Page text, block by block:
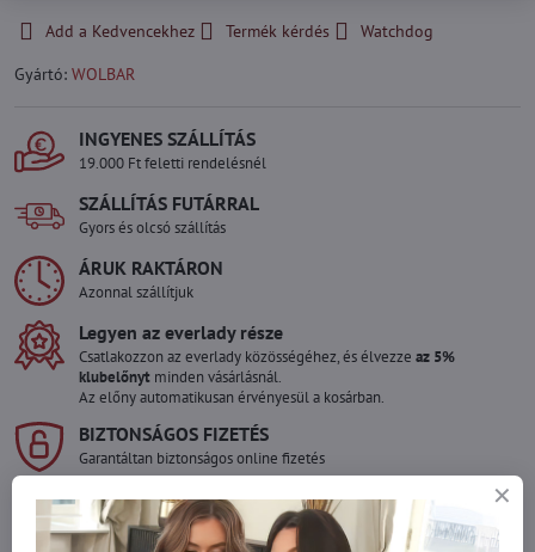
Add a Kedvencekhez Termék kérdés
Watchdog
Gyártó: WOLBAR
INGYENES SZÁLLÍTÁS
19.000 Ft feletti rendelésnél
SZÁLLÍTÁS FUTÁRRAL
Gyors és olcsó szállítás
ÁRUK RAKTÁRON
Azonnal szállítjuk
Legyen az everlady része
Csatlakozzon az everlady közösségéhez, és élvezze az 5%
klubelőnyt minden vásárlásnál.
Az előny automatikusan érvényesül a kosárban.
BIZTONSÁGOS FIZETÉS
Garantáltan biztonságos online fizetés
Szeretne több terméket rendelni mint